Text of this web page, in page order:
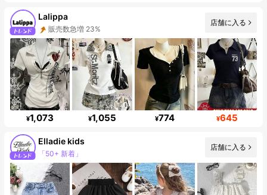
Lalippa
フォロワー 109K
店舗に入る
¥1,073 ¥1,055 ¥774 ¥645
Elladie kids
フォロワー 366K
店舗に入る